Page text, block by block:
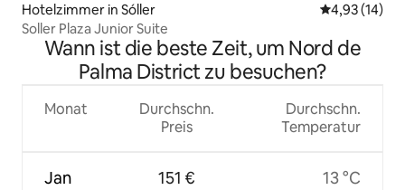
Hotelzimmer in Sóller
4,93 (14)
Soller Plaza Junior Suite
Wann ist die beste Zeit, um Nord de
Palma District zu besuchen?
Monat
Jan
Durchschn.
Preis
151 €
Durchschn.
Temperatur
13 °C